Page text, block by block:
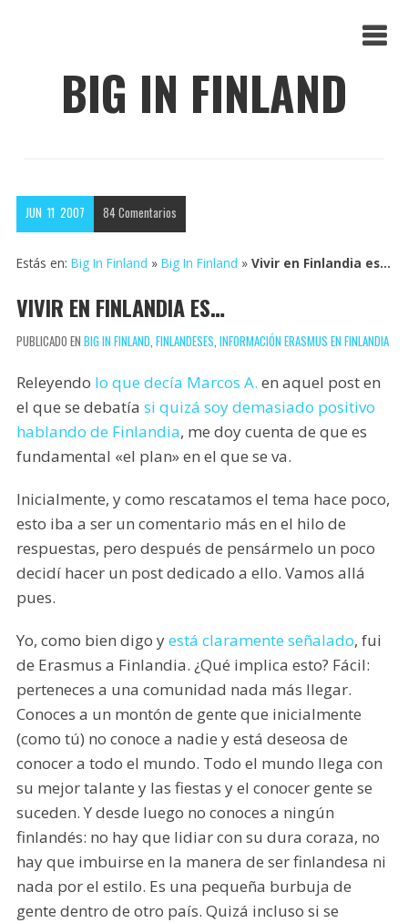
BIG IN FINLAND
JUN 11 2007 84Comentarios
Estás en: Big In Finland » Big In Finland » Vivir en Finlandia es…
VIVIR EN FINLANDIA ES…
PUBLICADO EN BIG IN FINLAND FINLANDESES INFORMACIÓN ERASMUS EN FINLANDIA
Releyendo lo que decía Marcos A. en aquel post en
el que se debatía si quizá soy demasiado positivo
hablando de Finlandia, me doy cuenta de que es
fundamental «el plan» en el que se va.
Inicialmente, y como rescatamos el tema hace poco,
esto iba a ser un comentario más en el hilo de
respuestas, pero después de pensármelo un poco
decidí hacer un post dedicado a ello. Vamos allá
pues.
Yo, como bien digo yestá claramente señalado, fui
de Erasmus a Finlandia. ¿Qué implica esto? Fácil:
perteneces a una comunidad nada más llegar.
Conoces a un montón de gente que inicialmente
(como tú) no conoce a nadie y está deseosa de
conocer a todo el mundo. Todo el mundo llega con
su mejor talante y las fiestas y el conocer gente se
suceden. Y desde luego no conoces a ningún
finlandés: no hay que lidiar con su dura coraza, no
hay que imbuirse en la manera de ser finlandesa ni
nada por el estilo. Es una pequeña burbuja de
gente dentro de otro país. Quizá incluso si se